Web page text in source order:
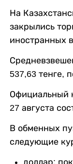
На
закрылись
иностранных
537,63 тенге,
Официальный
27 августа
В обменных
следующие